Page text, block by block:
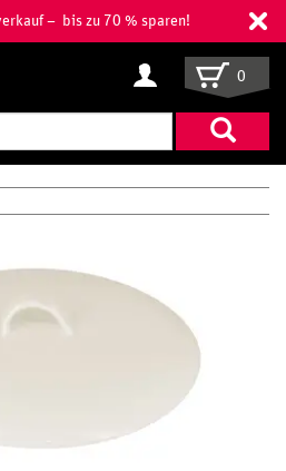
– bis zu 70 % sparen!
Suchbegriff
eingeben
0